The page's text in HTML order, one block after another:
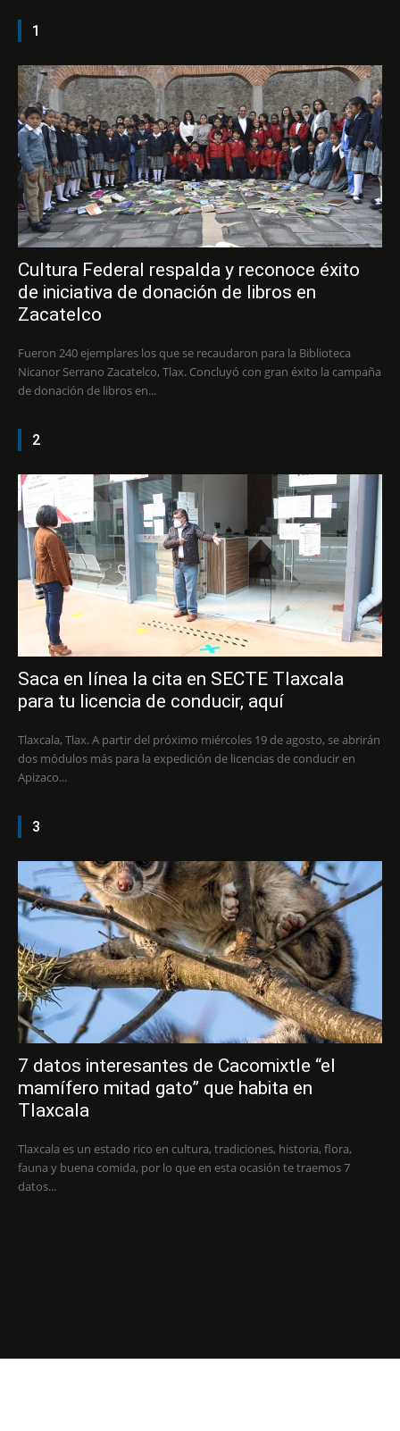
1
Cultura Federal respalda y reconoce éxito
de iniciativa de donación de libros en
Zacatelco
Fueron 240 ejemplares los que se recaudaron para la Biblioteca
Nicanor Serrano Zacatelco, Tlax. Concluyó con gran éxito la campaña
de donación de libros en...
2
Saca en línea la cita en SECTE Tlaxcala
para tu licencia de conducir, aquí
Tlaxcala, Tlax. A partir del próximo miércoles 19 de agosto, se abrirán
dos módulos más para la expedición de licencias de conducir en
Apizaco...
3
7 datos interesantes de Cacomixtle “el
mamífero mitad gato” que habita en
Tlaxcala
Tlaxcala es un estado rico en cultura, tradiciones, historia, flora,
fauna y buena comida, por lo que en esta ocasión te traemos 7
datos...